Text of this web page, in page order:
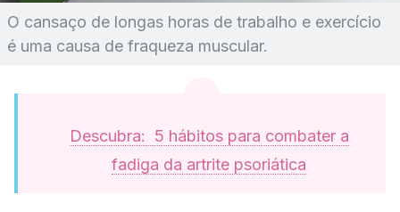
O cansaço de longas horas de trabalho e exercício
é uma causa de fraqueza muscular.
Descubra: 5 hábitos para combater a
fadiga da artrite psoriática